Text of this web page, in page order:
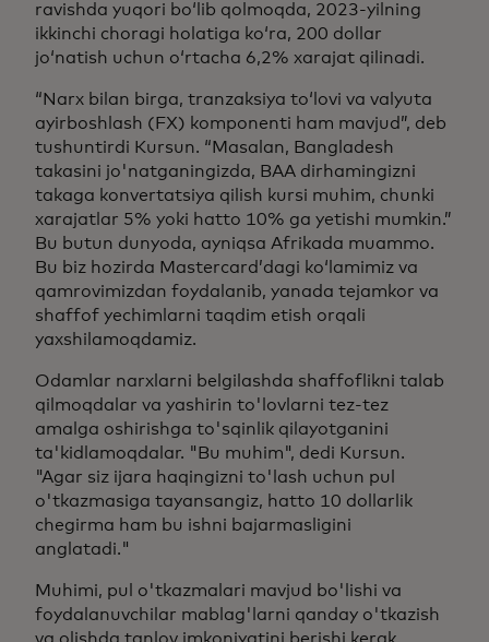
ravishda yuqori boʻlib qolmoqda, 2023-yilning
ikkinchi choragi holatiga koʻra, 200 dollar
joʻnatish uchun oʻrtacha 6,2% xarajat qilinadi.
“Narx bilan birga, tranzaksiya toʻlovi va valyuta
ayirboshlash (FX) komponenti ham mavjud”, deb
tushuntirdi Kursun. “Masalan, Bangladesh
takasini jo'natganingizda, BAA dirhamingizni
takaga konvertatsiya qilish kursi muhim, chunki
xarajatlar 5% yoki hatto 10% ga yetishi mumkin.”
Bu butun dunyoda, ayniqsa Afrikada muammo.
Bu biz hozirda Mastercard’dagi ko‘lamimiz va
qamrovimizdan foydalanib, yanada tejamkor va
shaffof yechimlarni taqdim etish orqali
yaxshilamoqdamiz.
Odamlar narxlarni belgilashda shaffoflikni talab
qilmoqdalar va yashirin to'lovlarni tez-tez
amalga oshirishga to'sqinlik qilayotganini
ta'kidlamoqdalar. "Bu muhim", dedi Kursun.
"Agar siz ijara haqingizni to'lash uchun pul
o'tkazmasiga tayansangiz, hatto 10 dollarlik
chegirma ham bu ishni bajarmasligini
anglatadi."
Muhimi, pul o'tkazmalari mavjud bo'lishi va
foydalanuvchilar mablag'larni qanday o'tkazish